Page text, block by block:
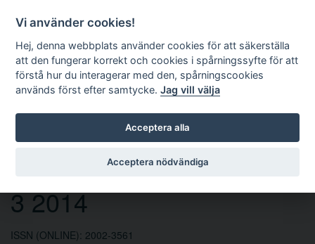
Sök
Europarättslig tidskrift nr
3 2014
ISSN (ONLINE): 2002-3561
Vi använder cookies!
Hej, denna webbplats använder cookies för att säkerställa
att den fungerar korrekt och cookies i spårningssyfte för att
förstå hur du interagerar med den, spårningscookies
används först efter samtycke.Jag vill välja
Acceptera alla
Acceptera nödvändiga